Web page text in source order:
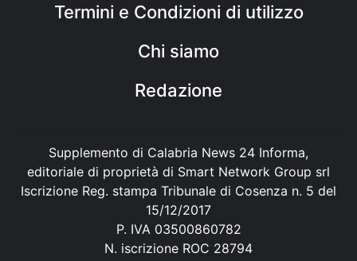
Termini e Condizioni di utilizzo
Chi siamo
Redazione
Supplemento di Calabria News 24 Informa,
editoriale di proprietà di Smart Network Group srl
Iscrizione Reg. stampa Tribunale di Cosenza n. 5 del
15/12/2017
P. IVA 03500860782
N. iscrizione ROC 28794